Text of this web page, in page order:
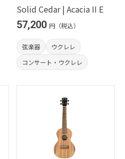
Solid Cedar | Acacia II E
57,200 円（税込）
弦楽器
ウクレレ
コンサート・ウクレレ